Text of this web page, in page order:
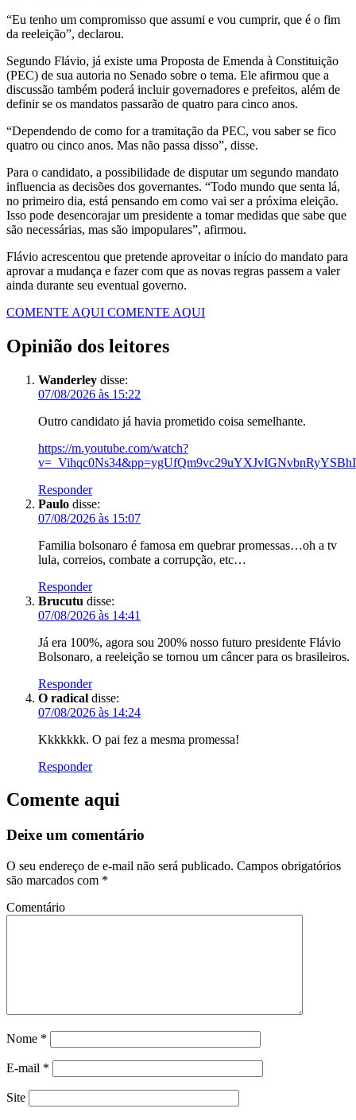
“Eu tenho um compromisso que assumi e vou cumprir, que é o fim
da reeleição”, declarou.
Segundo Flávio, já existe uma Proposta de Emenda à Constituição
(PEC) de sua autoria no Senado sobre o tema. Ele afirmou que a
discussão também poderá incluir governadores e prefeitos, além de
definir se os mandatos passarão de quatro para cinco anos.
“Dependendo de como for a tramitação da PEC, vou saber se fico
quatro ou cinco anos. Mas não passa disso”, disse.
Para o candidato, a possibilidade de disputar um segundo mandato
influencia as decisões dos governantes. “Todo mundo que senta lá,
no primeiro dia, está pensando em como vai ser a próxima eleição.
Isso pode desencorajar um presidente a tomar medidas que sabe que
são necessárias, mas são impopulares”, afirmou.
Flávio acrescentou que pretende aproveitar o início do mandato para
aprovar a mudança e fazer com que as novas regras passem a valer
ainda durante seu eventual governo.
COMENTE AQUI COMENTE AQUI
Opinião dos leitores
Wanderley disse:
07/08/2026 às 15:22
Outro candidato já havia prometido coisa semelhante.
https://m.youtube.com/watch?
Responder
Paulo disse:
07/08/2026 às 15:07
Familia bolsonaro é famosa em quebrar promessas…oh a tv
lula, correios, combate a corrupção, etc…
Responder
Brucutu disse:
07/08/2026 às 14:41
Já era 100%, agora sou 200% nosso futuro presidente Flávio
Bolsonaro, a reeleição se tornou um câncer para os brasileiros.
Responder
O radical disse:
07/08/2026 às 14:24
Kkkkkkk. O pai fez a mesma promessa!
Responder
Comente aqui
Deixe um comentário
O seu endereço de e-mail não será publicado. Campos obrigatórios
são marcados com *
Comentário
Nome *
E-mail *
Site